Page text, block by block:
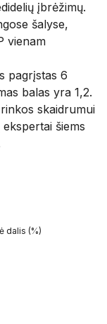
įbrėžimų.
šalyse,
vienam
pagrįstas 6
balas yra 1,2.
skaidrumui
šiems
dalis (%)